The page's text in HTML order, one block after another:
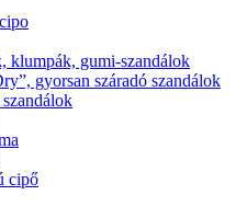
klumpák, gumi-szandálok
gyorsan száradó szandálok
cipő